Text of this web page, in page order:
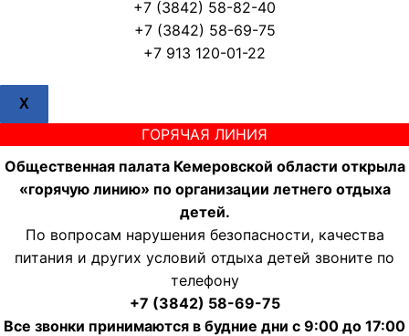
+7 (3842) 58-82-40
+7 (3842) 58-69-75
+7 913 120-01-22
X
ГОРЯЧАЯ ЛИНИЯ
Общественная палата Кемеровской области открыла
«горячую линию» по организации летнего отдыха
детей.
По вопросам нарушения безопасности, качества
питания и других условий отдыха детей звоните по
телефону
+7 (3842) 58-69-75
Все звонки принимаются в будние дни с 9:00 до 17:00